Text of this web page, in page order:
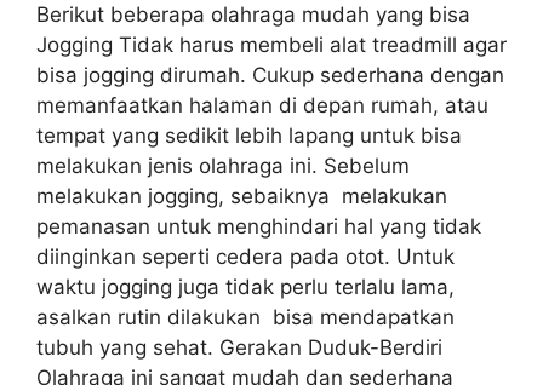
Berikut beberapa olahraga mudah yang bisa
Jogging Tidak harus membeli alat treadmill agar
bisa jogging dirumah. Cukup sederhana dengan
memanfaatkan halaman di depan rumah, atau
tempat yang sedikit lebih lapang untuk bisa
melakukan jenis olahraga ini. Sebelum
melakukan jogging, sebaiknya melakukan
pemanasan untuk menghindari hal yang tidak
diinginkan seperti cedera pada otot. Untuk
waktu jogging juga tidak perlu terlalu lama,
asalkan rutin dilakukan bisa mendapatkan
tubuh yang sehat. Gerakan Duduk-Berdiri
Olahraga ini sangat mudah dan sederhana